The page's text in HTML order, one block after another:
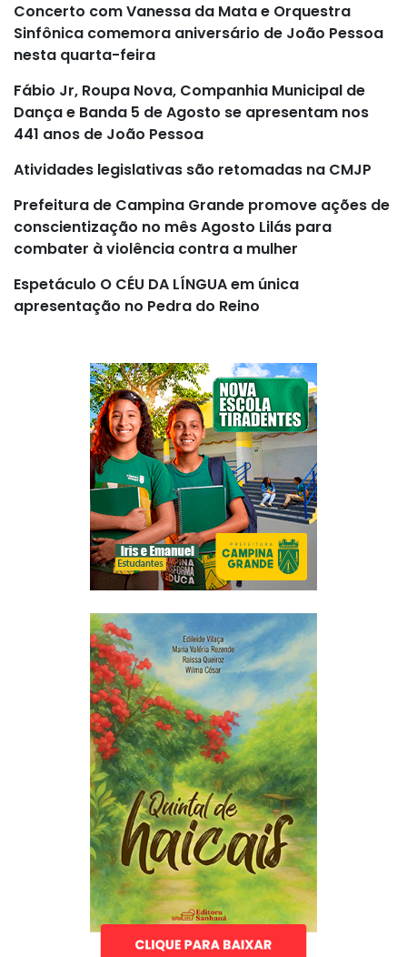
Concerto com Vanessa da Mata e Orquestra
Sinfônica comemora aniversário de João Pessoa
nesta quarta-feira
Fábio Jr, Roupa Nova, Companhia Municipal de
Dança e Banda 5 de Agosto se apresentam nos
441 anos de João Pessoa
Atividades legislativas são retomadas na CMJP
Prefeitura de Campina Grande promove ações de
conscientização no mês Agosto Lilás para
combater à violência contra a mulher
Espetáculo O CÉU DA LÍNGUA em única
apresentação no Pedra do Reino